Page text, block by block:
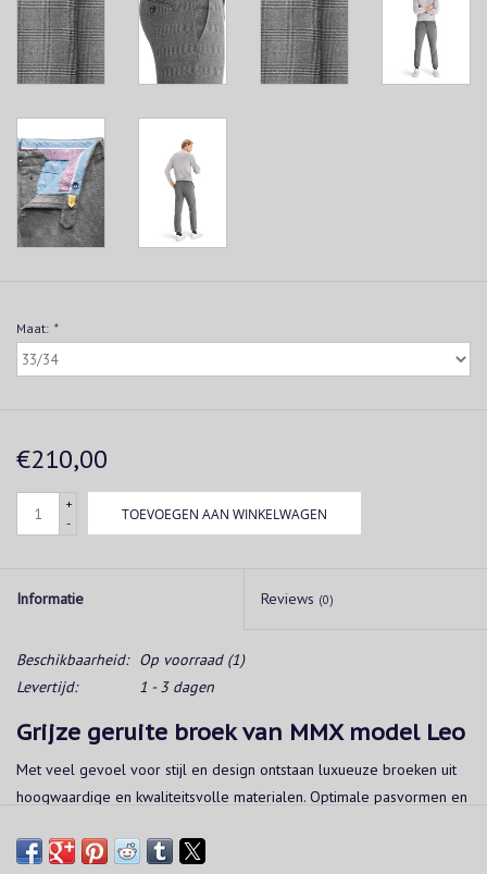
Maat: *
€210,00
+
-
TOEVOEGEN AAN WINKELWAGEN
Informatie Reviews (0)
Beschikbaarheid: Op voorraad(1)
Levertijd:
1 - 3 dagen
Grijze geruite broek van MMX model Leo
Met veel gevoel voor stijl en design ontstaan luxueuze broeken uit
hoogwaardige en kwaliteitsvolle materialen. Optimale pasvormen en
stijlvolle details verwijzen bovendien naar de ambachtelijke kunst